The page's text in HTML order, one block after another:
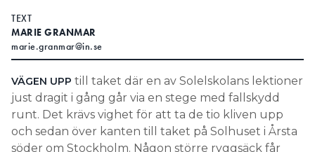
Om tidningen
Kontakt
Personuppgifter
Search for:
SEARCH
TEXT
MARIE GRANMAR
marie.granmar@in.se
VÄGEN UPP till taket där en av Solelskolans lektioner
just dragit i gång går via en stege med fallskydd
runt. Det krävs vighet för att ta de tio kliven upp
och sedan över kanten till taket på Solhuset i Årsta
söder om Stockholm. Någon större ryggsäck får